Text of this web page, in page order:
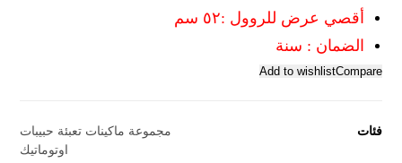
أقصي عرض للروول :٥٢ سم
الضمان : سنة
Compare
Add to wishlist
فئات
مجموعة ماكينات تعبئة حبيبات
اوتوماتيك